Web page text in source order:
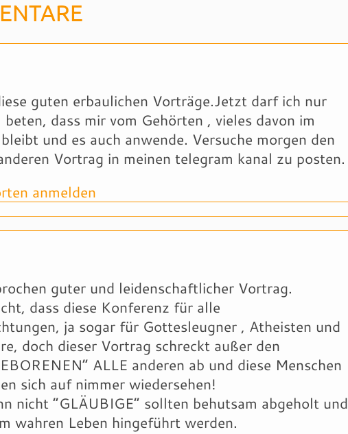
guten erbaulichen Vorträge.Jetzt darf ich nur
dass mir vom Gehörten , vieles davon im
und es auch anwende. Versuche morgen den
Vortrag in meinen telegram kanal zu posten.
anmelden
guter und leidenschaftlicher Vortrag.
dass diese Konferenz für alle
ja sogar für Gottesleugner , Atheisten und
doch dieser Vortrag schreckt außer den
ALLE anderen ab und diese Menschen
sich auf nimmer wiedersehen!
nicht “GLÄUBIGE” sollten behutsam abgeholt und
wahren Leben hingeführt werden.